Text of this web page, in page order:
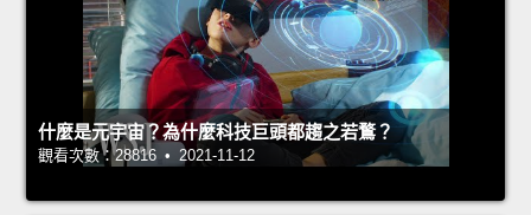
什麼是元宇宙？為什麼科技巨頭都趨之若鶩？
觀看次數：28816 • 2021-11-12